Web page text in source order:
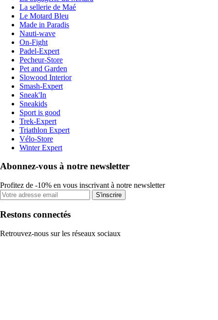
La sellerie de Maé
Le Motard Bleu
Made in Paradis
Nauti-wave
On-Fight
Padel-Expert
Pecheur-Store
Pet and Garden
Slowood Interior
Smash-Expert
Sneak'In
Sneakids
Sport is good
Trek-Expert
Triathlon Expert
Vélo-Store
Winter Expert
Abonnez-vous à notre newsletter
Profitez de -10% en vous inscrivant à notre newsletter
S'inscrire
Restons connectés
Retrouvez-nous sur les réseaux sociaux